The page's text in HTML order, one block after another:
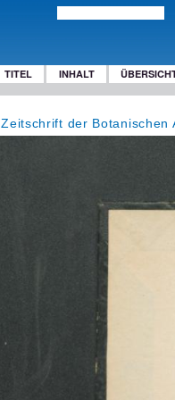
TITEL INHALT
Zeitschrift der Botanischen